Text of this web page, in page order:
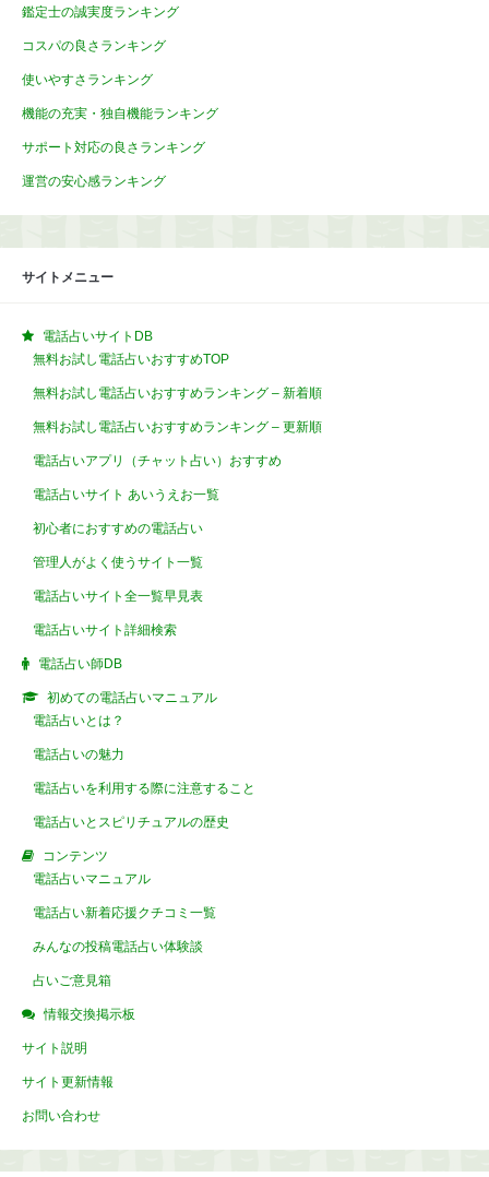
鑑定士の誠実度ランキング
コスパの良さランキング
使いやすさランキング
機能の充実・独自機能ランキング
サポート対応の良さランキング
運営の安心感ランキング
サイトメニュー
電話占いサイトDB
無料お試し電話占いおすすめTOP
無料お試し電話占いおすすめランキング – 新着順
無料お試し電話占いおすすめランキング – 更新順
電話占いアプリ（チャット占い）おすすめ
電話占いサイト あいうえお一覧
初心者におすすめの電話占い
管理人がよく使うサイト一覧
電話占いサイト全一覧早見表
電話占いサイト詳細検索
電話占い師DB
初めての電話占いマニュアル
電話占いとは？
電話占いの魅力
電話占いを利用する際に注意すること
電話占いとスピリチュアルの歴史
コンテンツ
電話占いマニュアル
電話占い新着応援クチコミ一覧
みんなの投稿電話占い体験談
占いご意見箱
情報交換掲示板
サイト説明
サイト更新情報
お問い合わせ